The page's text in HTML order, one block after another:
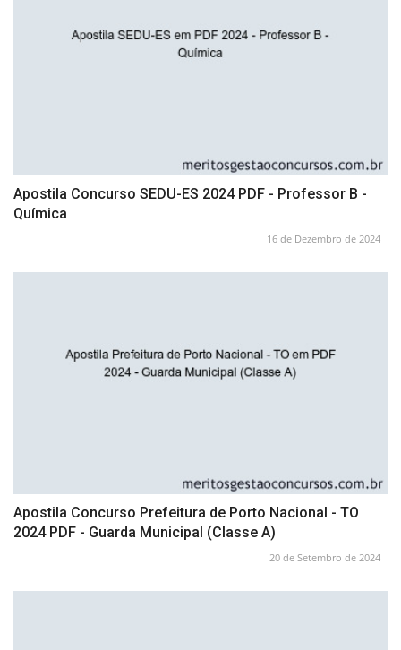
Apostila Concurso SEDU-ES 2024 PDF - Professor B -
Química
16 de Dezembro de 2024
Apostila Concurso Prefeitura de Porto Nacional - TO
2024 PDF - Guarda Municipal (Classe A)
20 de Setembro de 2024